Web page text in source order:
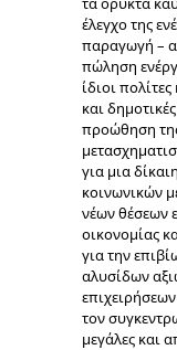
έλεγχο της
παραγωγή –
πώληση
ίδιοι
και
προώθηση
για μια
κοινωνικών
νέων θέσεων
οικονομίας
για την
αλυσίδων
τον
μεγάλες και